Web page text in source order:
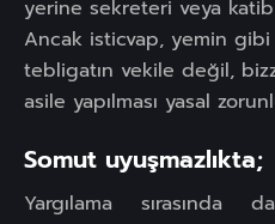
yerine sekreteri veya
Ancak isticvap, yemin
tebligatın vekile değil,
asile yapılması yasal
Somut uyuşmazlıkta;
Yargılama sırasında